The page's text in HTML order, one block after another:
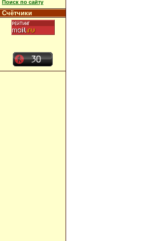
Поиск по сайту
Счётчики